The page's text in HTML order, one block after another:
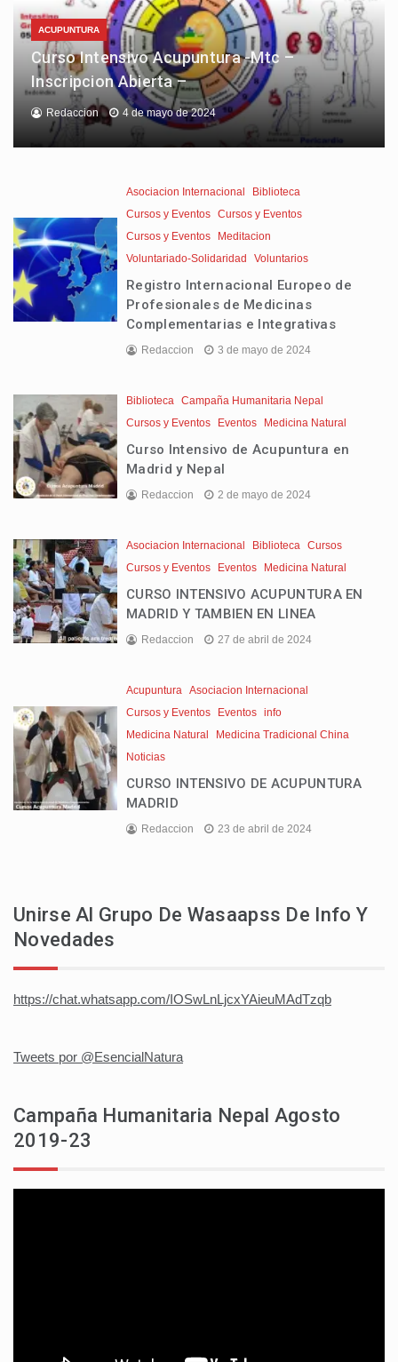
ACUPUNTURA
Curso Intensivo Acupuntura -Mtc –
Inscripcion Abierta –
Redaccion 4 de mayo de 2024
Asociacion Internacional
Biblioteca
Cursos y Eventos Cursos y Eventos
Cursos y Eventos
Meditacion
Voluntariado-Solidaridad
Voluntarios
Registro Internacional Europeo de
Profesionales de Medicinas
Complementarias e Integrativas
Redaccion 3 de mayo de 2024
Biblioteca
Campaña Humanitaria Nepal
Cursos y Eventos
Eventos Medicina Natural
Curso Intensivo de Acupuntura en
Madrid y Nepal
Redaccion 2 de mayo de 2024
Asociacion Internacional Biblioteca
Cursos
Cursos y Eventos
Eventos Medicina Natural
CURSO INTENSIVO ACUPUNTURA EN
MADRID Y TAMBIEN EN LINEA
Redaccion 27 de abril de 2024
Acupuntura
Asociacion Internacional
Cursos y Eventos
Eventos info
Medicina Natural
Medicina Tradicional China
Noticias
CURSO INTENSIVO DE ACUPUNTURA
MADRID
Redaccion 23 de abril de 2024
Unirse Al Grupo De Wasaapss De Info Y
Novedades
https://chat.whatsapp.com/IOSwLnLjcxYAieuMAdTzqb
Tweets por @EsencialNatura
Campaña Humanitaria Nepal Agosto
2019-23